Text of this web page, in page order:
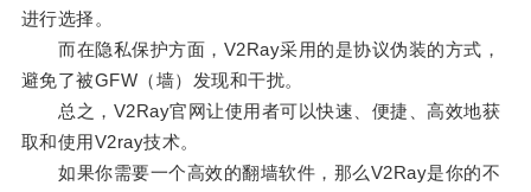
进行选择。
而在隐私保护方面，V2Ray采用的是协议伪装的方式，
避免了被GFW（墙）发现和干扰。
总之，V2Ray官网让使用者可以快速、便捷、高效地获
取和使用V2ray技术。
如果你需要一个高效的翻墙软件，那么V2Ray是你的不